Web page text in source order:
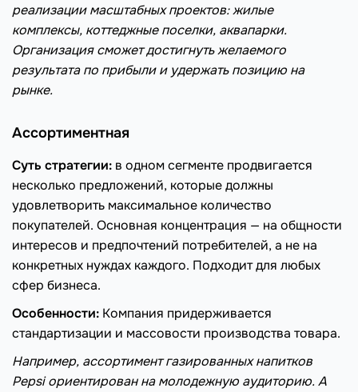
реализации масштабных проектов: жилые
комплексы, коттеджные поселки, аквапарки.
Организация сможет достигнуть желаемого
результата по прибыли и удержать позицию на
рынке.
Ассортиментная
Суть стратегии: в одном сегменте продвигается
несколько предложений, которые должны
удовлетворить максимальное количество
покупателей. Основная концентрация — на общности
интересов и предпочтений потребителей, а не на
конкретных нуждах каждого. Подходит для любых
сфер бизнеса.
Особенности: Компания придерживается
стандартизации и массовости производства товара.
Например, ассортимент газированных напитков
Pepsi ориентирован на молодежную аудиторию. А